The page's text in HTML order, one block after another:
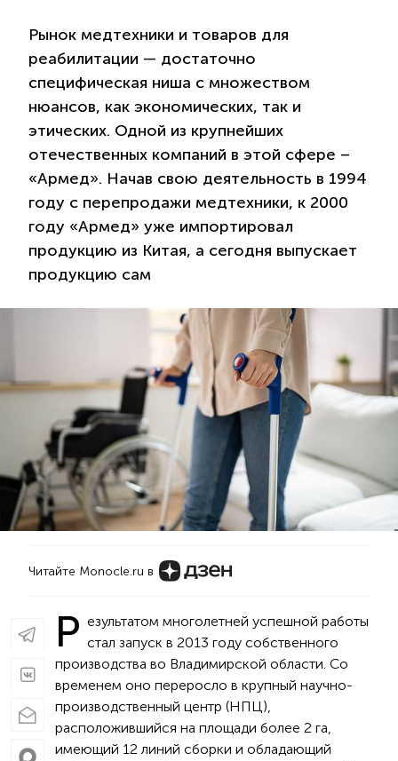
Рынок медтехники и товаров для
реабилитации — достаточно
специфическая ниша с множеством
нюансов, как экономических, так и
этических. Одной из крупнейших
отечественных компаний в этой сфере –
«Армед». Начав свою деятельность в 1994
году с перепродажи медтехники, к 2000
году «Армед» уже импортировал
продукцию из Китая, а сегодня выпускает
продукцию сам
Читайте Monocle.ru в
Р езультатом многолетней успешной работы
стал запуск в 2013 году собственного
производства во Владимирской области. Со
временем оно переросло в крупный научно-
производственный центр (НПЦ),
расположившийся на площади более 2 га,
имеющий 12 линий сборки и обладающий